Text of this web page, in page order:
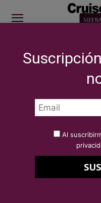
SITE
ICS 2022 Bilbao
ICS 2022
Al